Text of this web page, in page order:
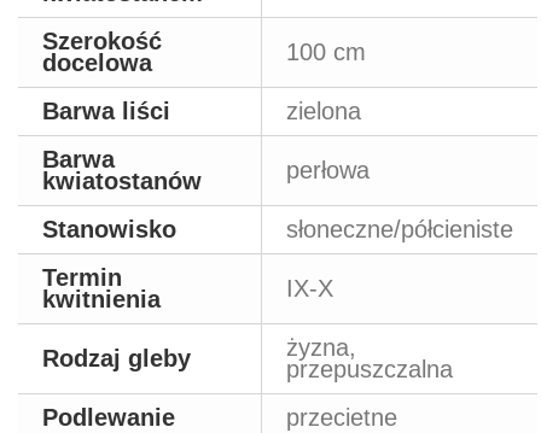
Szerokość
docelowa
100 cm
Barwa liści
zielona
Barwa
kwiatostanów
perłowa
Stanowisko
słoneczne/półcieniste
Termin
kwitnienia
IX-X
Rodzaj gleby
żyzna,
przepuszczalna
Podlewanie
przecietne